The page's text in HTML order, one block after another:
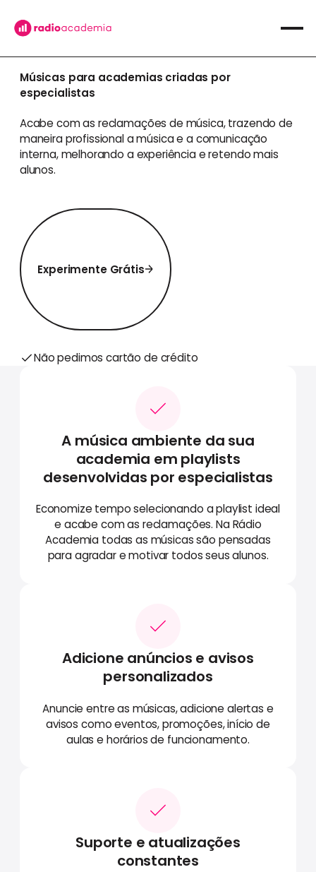
Músicas para academias criadas por
especialistas
Acabe com as reclamações de música, trazendo de
maneira profissional a música e a comunicação
interna, melhorando a experiência e retendo mais
alunos.
Experimente Grátis
Experimente Grátis
Não pedimos cartão de crédito
A música ambiente da sua
academia em playlists
desenvolvidas por especialistas
Economize tempo selecionando a playlist ideal
e acabe com as reclamações. Na Rádio
Academia todas as músicas são pensadas
para agradar e motivar todos seus alunos.
Adicione anúncios e avisos
personalizados
Anuncie entre as músicas, adicione alertas e
avisos como eventos, promoções, início de
aulas e horários de funcionamento.
Suporte e atualizações
constantes